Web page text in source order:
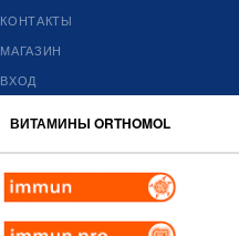
КОНТАКТЫ
МАГАЗИН
ВХОД
ВИТАМИНЫ ORTHOMOL